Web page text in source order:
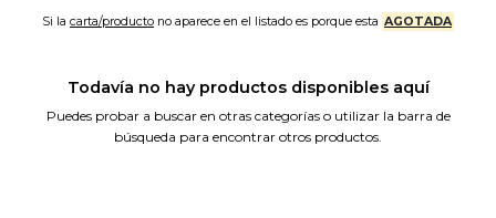
Si la carta/productono aparece en el listado es porque esta AGOTADA
Todavía no hay productos disponibles aquí
Puedes probar a buscar en otras categorías o utilizar la barra de
búsqueda para encontrar otros productos.